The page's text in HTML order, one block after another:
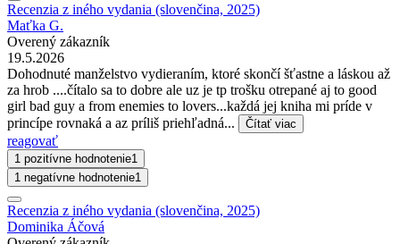
Recenzia z iného vydania (slovenčina, 2025)
Maťka G.
Overený zákazník
19.5.2026
Dohodnuté manželstvo vydieraním, ktoré skončí šťastne a láskou až
za hrob ....čítalo sa to dobre ale uz je tp trošku otrepané aj to good
girl bad guy a from enemies to lovers...každá jej kniha mi príde v
princípe rovnaká a az príliš priehľadná...
Čítať viac
reagovať
1 pozitívne hodnotenie1
1 negatívne hodnotenie1
Recenzia z iného vydania (slovenčina, 2025)
Dominika Áčová